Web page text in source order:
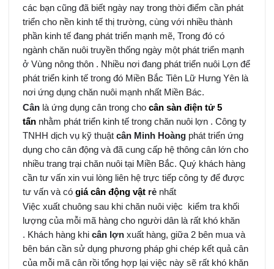
các bạn cũng đã biết ngày nay trong thời điểm cần phát
triển cho nền kinh tế thị trường, cùng với nhiều thành
phần kinh tế đang phát triển mạnh mẽ, Trong đó có
ngành chăn nuôi truyền thống ngày một phát triển mạnh
ở Vùng nông thôn . Nhiều nơi đang phát triển nuôi Lợn để
phát triển kinh tế trong đó Miền Bắc Tiên Lữ Hưng Yên là
nơi ứng dụng chăn nuôi mạnh nhất Miền Bác.
Cân là ứng dụng cân trong chocân sàn điện tử 5
tấn nhằm phát triển kinh tế trong chăn nuôi lợn . Công ty
TNHH dịch vụ kỹ thuậtcân Minh Hoàng phát triển ứng
dụng cho cân động và đã cung cấp hệ thông cân lớn cho
nhiều trang trại chăn nuôi tại Miền Bắc. Quý khách hàng
cần tư vấn xin vui lòng liên hệ trực tiếp công ty để được
tư vấn và cógiá cân động vật rẻ nhất
Việc xuất chuông sau khi chăn nuôi việc kiểm tra khối
lượng của mỗi mã hàng cho người dân là rất khó khăn
. Khách hàng khicân lợn xuất hàng, giữa 2 bên mua và
bên bán cần sử dụng phương pháp ghi chép kết quả cân
của mỗi mã cân rồi tổng hợp lại việc này sẽ rất khó khăn